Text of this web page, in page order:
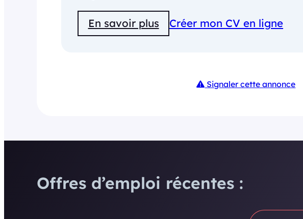
En savoir plus Créer mon CV en ligne
Signaler cette annonce
Offres d’emploi récentes :